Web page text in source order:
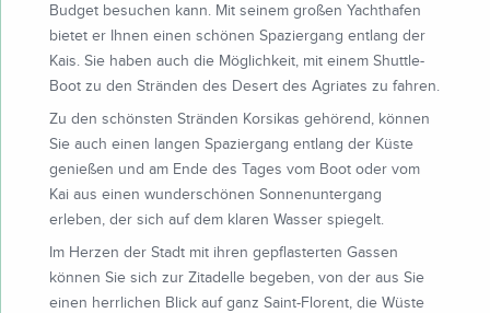
Budget besuchen kann. Mit seinem großen Yachthafen
bietet er Ihnen einen schönen Spaziergang entlang der
Kais. Sie haben auch die Möglichkeit, mit einem Shuttle-
Boot zu den Stränden des Desert des Agriates zu fahren.
Zu den schönsten Stränden Korsikas gehörend, können
Sie auch einen langen Spaziergang entlang der Küste
genießen und am Ende des Tages vom Boot oder vom
Kai aus einen wunderschönen Sonnenuntergang
erleben, der sich auf dem klaren Wasser spiegelt.
Im Herzen der Stadt mit ihren gepflasterten Gassen
können Sie sich zur Zitadelle begeben, von der aus Sie
einen herrlichen Blick auf ganz Saint-Florent, die Wüste